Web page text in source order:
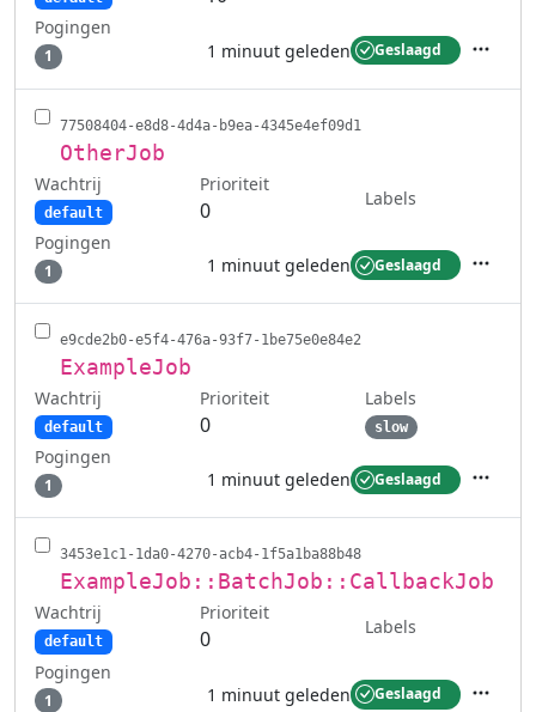
Pogingen
1 1 minuut geleden Geslaagd Acties
77508404-e8d8-4d4a-b9ea-4345e4ef09d1
OtherJob
Wachtrij
default
Prioriteit
0
Labels
Pogingen
1 1 minuut geleden Geslaagd
e9cde2b0-e5f4-476a-93f7-1be75e0e84e2
ExampleJob
Wachtrij
default
Prioriteit
0
Labels
slow
Pogingen
1 1 minuut geleden Geslaagd
3453e1c1-1da0-4270-acb4-1f5a1ba88b48
ExampleJob::BatchJob::CallbackJob
Wachtrij
default
Prioriteit
0
Labels
Pogingen
1 1 minuut geleden Geslaagd